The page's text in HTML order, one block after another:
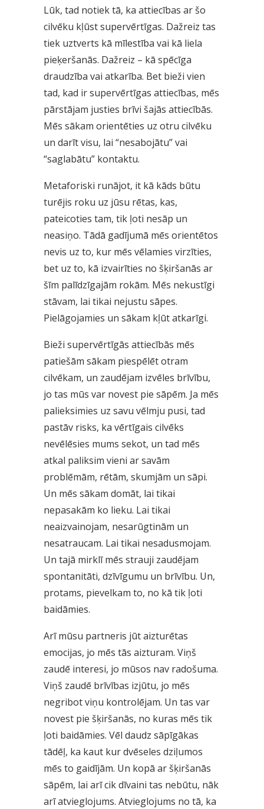
Lūk, tad notiek tā, ka attiecības ar šo
cilvēku kļūst supervērtīgas. Dažreiz tas
tiek uztverts kā mīlestība vai kā liela
pieķeršanās. Dažreiz – kā spēcīga
draudzība vai atkarība. Bet bieži vien
tad, kad ir supervērtīgas attiecības, mēs
pārstājam justies brīvi šajās attiecībās.
Mēs sākam orientēties uz otru cilvēku
un darīt visu, lai “nesabojātu” vai
“saglabātu” kontaktu.
Metaforiski runājot, it kā kāds būtu
turējis roku uz jūsu rētas, kas,
pateicoties tam, tik ļoti nesāp un
neasiņo. Tādā gadījumā mēs orientētos
nevis uz to, kur mēs vēlamies virzīties,
bet uz to, kā izvairīties no šķiršanās ar
šīm palīdzīgajām rokām. Mēs nekustīgi
stāvam, lai tikai nejustu sāpes.
Pielāgojamies un sākam kļūt atkarīgi.
Bieži supervērtīgās attiecībās mēs
patiešām sākam piespēlēt otram
cilvēkam, un zaudējam izvēles brīvību,
jo tas mūs var novest pie sāpēm. Ja mēs
palieksimies uz savu vēlmju pusi, tad
pastāv risks, ka vērtīgais cilvēks
nevēlēsies mums sekot, un tad mēs
atkal paliksim vieni ar savām
problēmām, rētām, skumjām un sāpi.
Un mēs sākam domāt, lai tikai
nepasakām ko lieku. Lai tikai
neaizvainojam, nesarūgtinām un
nesatraucam. Lai tikai nesadusmojam.
Un tajā mirklī mēs strauji zaudējam
spontanitāti, dzīvīgumu un brīvību. Un,
protams, pievelkam to, no kā tik ļoti
baidāmies.
Arī mūsu partneris jūt aizturētas
emocijas, jo mēs tās aizturam. Viņš
zaudē interesi, jo mūsos nav radošuma.
Viņš zaudē brīvības izjūtu, jo mēs
negribot viņu kontrolējam. Un tas var
novest pie šķiršanās, no kuras mēs tik
ļoti baidāmies. Vēl daudz sāpīgākas
tādēļ, ka kaut kur dvēseles dziļumos
mēs to gaidījām. Un kopā ar šķiršanās
sāpēm, lai arī cik dīvaini tas nebūtu, nāk
arī atvieglojums. Atvieglojums no tā, ka